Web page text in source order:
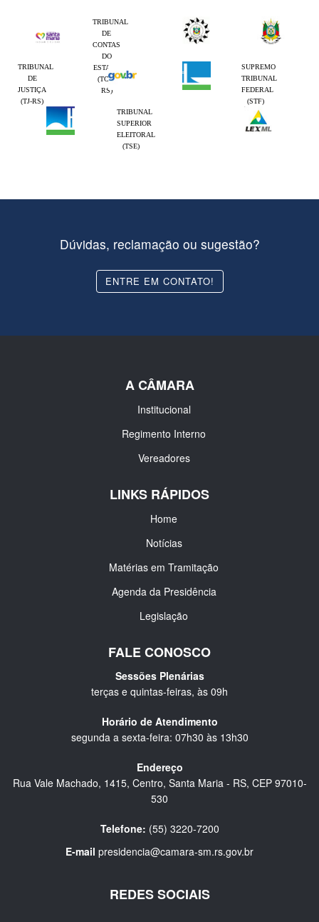
TRIBUNAL
DE
CONTAS
DO
ESTADO
(TCE-
RS)
TRIBUNAL
DE
JUSTIÇA
(TJ-RS)
SUPREMO
TRIBUNAL
FEDERAL
(STF)
TRIBUNAL
SUPERIOR
ELEITORAL
(TSE)
Dúvidas, reclamação ou sugestão?
ENTRE EM CONTATO!
A CÂMARA
Institucional
Regimento Interno
Vereadores
LINKS RÁPIDOS
Home
Notícias
Matérias em Tramitação
Agenda da Presidência
Legislação
FALE CONOSCO
Sessões Plenárias
terças e quintas-feiras, às 09h
Horário de Atendimento
segunda a sexta-feira: 07h30 às 13h30
Endereço
Rua Vale Machado, 1415, Centro, Santa Maria - RS, CEP 97010-
530
Telefone: (55) 3220-7200
E-mail presidencia@camara-sm.rs.gov.br
REDES SOCIAIS